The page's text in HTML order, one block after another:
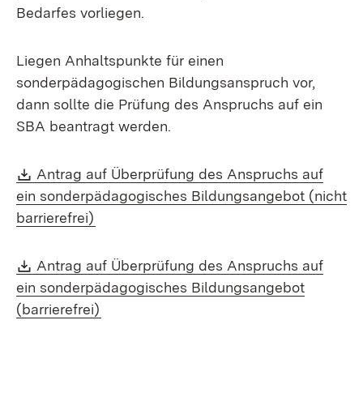
Bedarfes vorliegen.
Liegen Anhaltspunkte für einen
sonderpädagogischen Bildungsanspruch vor,
dann sollte die Prüfung des Anspruchs auf ein
SBA beantragt werden.
Download:
Antrag auf Überprüfung des Anspruchs auf
ein sonderpädagogisches Bildungsangebot (nicht
barrierefrei)
Download:
Antrag auf Überprüfung des Anspruchs auf
ein sonderpädagogisches Bildungsangebot
(barrierefrei)